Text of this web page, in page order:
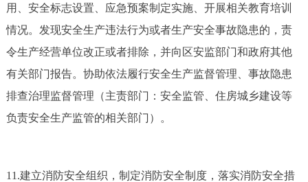
用、安全标志设置、应急预案制定实施、开展相关教育培训
情况。发现安全生产违法行为或者生产安全事故隐患的，责
令生产经营单位改正或者排除，并向区安监部门和政府其他
有关部门报告。协助依法履行安全生产监督管理、事故隐患
排查治理监督管理（主责部门：安全监管、住房城乡建设等
负责安全生产监管的相关部门）。
11.建立消防安全组织，制定消防安全制度，落实消防安全措